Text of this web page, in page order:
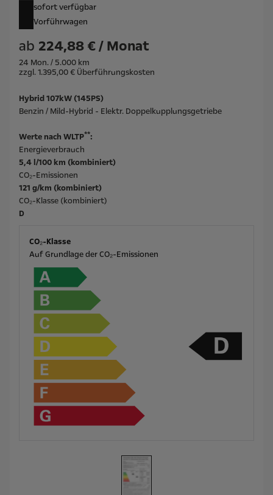
sofort verfügbar
Vorführwagen
ab 224,88 € / Monat
24 Mon. / 5.000 km
zzgl. 1.395,00 € Überführungskosten
Hybrid 107kW (145PS)
Benzin / Mild-Hybrid - Elektr. Doppelkupplungsgetriebe
Werte nach WLTP**:
Energieverbrauch
5,4 l/100 km (kombiniert)
CO₂-Emissionen
121 g/km (kombiniert)
CO₂-Klasse (kombiniert)
D
CO₂-Klasse
Auf Grundlage der CO₂-Emissionen